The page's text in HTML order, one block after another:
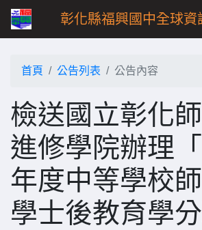
彰化縣福興國中全球資
首頁 公告列表 公告內容
檢送國立彰化
進修學院辦理
年度中等學校
學士後教育學